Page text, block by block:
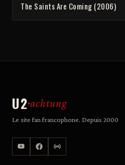
The Saints Are Coming (2006)
U2 achtung
Le site fan francophone. Depuis 2000